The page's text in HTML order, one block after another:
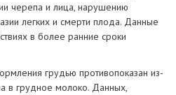
черепа и лица, нарушению
легких и смерти плода. Данные
в более ранние сроки
грудью противопоказан из-
в грудное молоко. Данных,